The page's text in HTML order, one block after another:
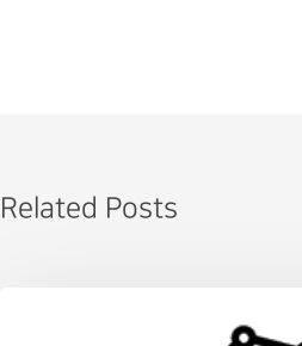
Related Posts